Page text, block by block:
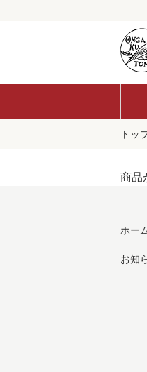
トッ
商品
ホー
お知